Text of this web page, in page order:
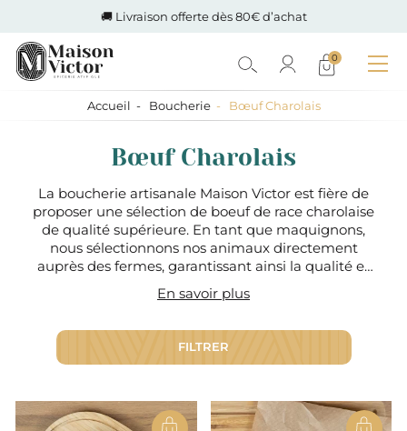
🚚 Livraison offerte dès 80€ d’achat
0
Accueil Boucherie Bœuf Charolais
Bœuf Charolais
La boucherie artisanale Maison Victor est fière de
proposer une sélection de boeuf de race charolaise
de qualité supérieure. En tant que maquignons,
nous sélectionnons nos animaux directement
auprès des fermes, garantissant ainsi la qualité et
l'authenticité de nos produits. Nous sommes fiers
de proposer des boeufs de race charolaise
supérieure. Nous proposons également des boeufs
de qualité supérieure provenant de la Drôme et de
maisonvictor.fr pour découvrir notre gamme de
En savoir plus
FILTRER